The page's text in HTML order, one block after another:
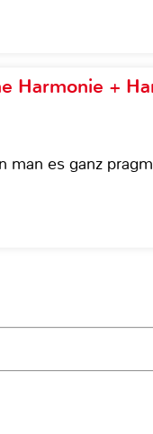
Harmonie +
man es ganz